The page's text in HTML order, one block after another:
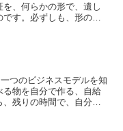
、何らかの形で、遺し
です。必ずしも、形のあ
無意味なこ...
つのビジネスモデルを知
る物を自分で作る、自給
、残りの時間で、自分の